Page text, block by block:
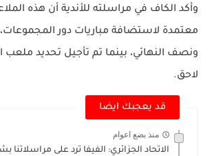
وأكد الكاف في مراسلته للأندية أن هذه
معتمدة لاستضافة مباريات دور المجموعات،
ونصف النهائي، بينما تم تأجيل تحديد ملعب
لاحق.
قد يعجبك ايضا
منذ بضع اعوام
الاتحاد الجزائري: الفيفا ترد على مراسلاتنا